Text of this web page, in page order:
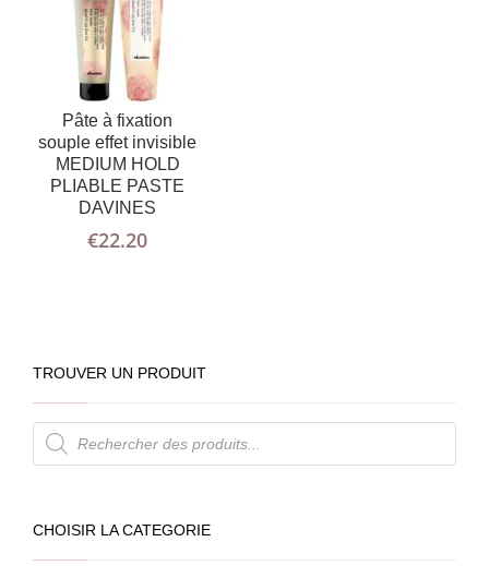
Pâte à fixation
souple effet invisible
MEDIUM HOLD
PLIABLE PASTE
DAVINES
€22.20
TROUVER UN PRODUIT
Recherche
de
produits
CHOISIR LA CATEGORIE